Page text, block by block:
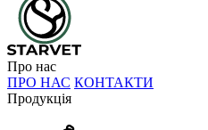
Про нас
ПРО НАС КОНТАКТИ
Продукція